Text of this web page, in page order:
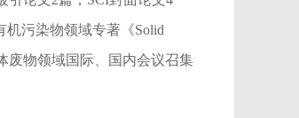
污染物领域专著《Solid
废物领域国际、国内会议召集